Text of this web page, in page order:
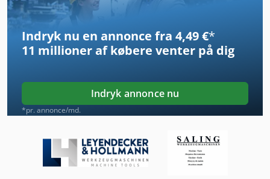
Hauler Lt
Hdg Euro 50
Hicom 200
Hjuls Af Række
Hl
Huddig 960
Indryk nu en annonce fra 4,49 €*
11 millioner af købere venter på dig
Indryk annonce nu
*pr. annonce/md.